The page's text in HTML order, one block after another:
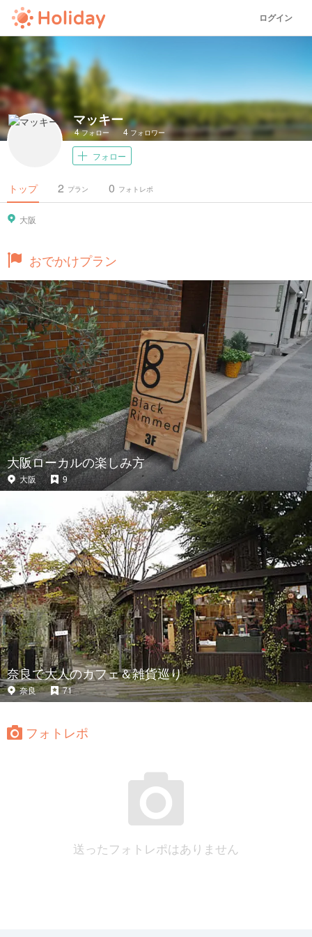
ログイン
マッキー
4フォロー 4 フォロワー
フォロー
トップ プラン
2 フォトレポ
0
大阪
おでかけプラン
大阪ローカルの楽しみ方
大阪 9
奈良で大人のカフェ＆雑貨巡り
奈良 71
フォトレポ
送ったフォトレポはありません